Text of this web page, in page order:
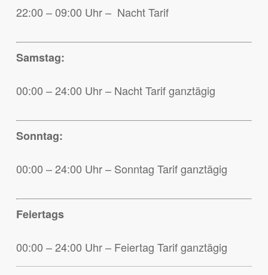
22:00 – 09:00 Uhr – Nacht Tarif
Samstag:
00:00 – 24:00 Uhr – Nacht Tarif ganztägig
Sonntag:
00:00 – 24:00 Uhr – Sonntag Tarif ganztägig
Feiertags
00:00 – 24:00 Uhr – Feiertag Tarif ganztägig